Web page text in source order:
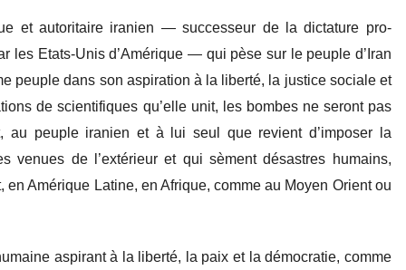
et autoritaire iranien — successeur de la dictature pro-
les Etats-Unis d’Amérique — qui pèse sur le peuple d’Iran
peuple dans son aspiration à la liberté, la justice sociale et
de scientifiques qu’elle unit, les bombes ne seront pas
au peuple iranien et à lui seul que revient d’imposer la
venues de l’extérieur et qui sèment désastres humains,
Amérique Latine, en Afrique, comme au Moyen Orient ou
aspirant à la liberté, la paix et la démocratie, comme